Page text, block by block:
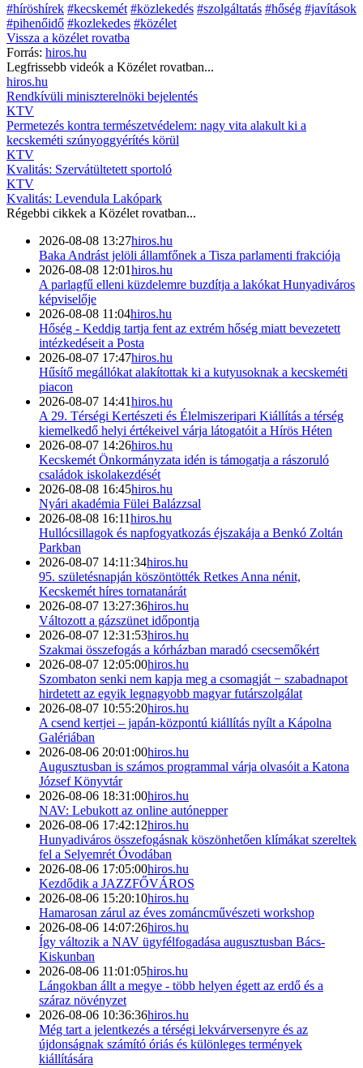
#híröshírek #kecskemét #közlekedés #szolgáltatás #hőség #javítások
#pihenőidő #kozlekedes #közélet
Vissza a közélet rovatba
Forrás: hiros.hu
Legfrissebb videók a Közélet rovatban...
hiros.hu
Rendkívüli miniszterelnöki bejelentés
KTV
Permetezés kontra természetvédelem: nagy vita alakult ki a
kecskeméti szúnyoggyérítés körül
KTV
Kvalitás: Szervátültetett sportoló
KTV
Kvalitás: Levendula Lakópark
Régebbi cikkek a Közélet rovatban...
2026-08-08 13:27hiros.hu
Baka Andrást jelöli államfőnek a Tisza parlamenti frakciója
2026-08-08 12:01hiros.hu
A parlagfű elleni küzdelemre buzdítja a lakókat Hunyadiváros
képviselője
2026-08-08 11:04hiros.hu
Hőség - Keddig tartja fent az extrém hőség miatt bevezetett
intézkedéseit a Posta
2026-08-07 17:47hiros.hu
Hűsítő megállókat alakítottak ki a kutyusoknak a kecskeméti
piacon
2026-08-07 14:41hiros.hu
A 29. Térségi Kertészeti és Élelmiszeripari Kiállítás a térség
kiemelkedő helyi értékeivel várja látogatóit a Hírös Héten
2026-08-07 14:26hiros.hu
Kecskemét Önkormányzata idén is támogatja a rászoruló
családok iskolakezdését
2026-08-08 16:45hiros.hu
Nyári akadémia Fülei Balázzsal
2026-08-08 16:11hiros.hu
Hullócsillagok és napfogyatkozás éjszakája a Benkó Zoltán
Parkban
2026-08-07 14:11:34hiros.hu
95. születésnapján köszöntötték Retkes Anna nénit,
Kecskemét híres tornatanárát
2026-08-07 13:27:36hiros.hu
Változott a gázszünet időpontja
2026-08-07 12:31:53hiros.hu
Szakmai összefogás a kórházban maradó csecsemőkért
2026-08-07 12:05:00hiros.hu
Szombaton senki nem kapja meg a csomagját − szabadnapot
hirdetett az egyik legnagyobb magyar futárszolgálat
2026-08-07 10:55:20hiros.hu
A csend kertjei – japán-központú kiállítás nyílt a Kápolna
Galériában
2026-08-06 20:01:00hiros.hu
Augusztusban is számos programmal várja olvasóit a Katona
József Könyvtár
2026-08-06 18:31:00hiros.hu
NAV: Lebukott az online autónepper
2026-08-06 17:42:12hiros.hu
Hunyadiváros összefogásnak köszönhetően klímákat szereltek
fel a Selyemrét Óvodában
2026-08-06 17:05:00hiros.hu
Kezdődik a JAZZFŐVÁROS
2026-08-06 15:20:10hiros.hu
Hamarosan zárul az éves zománcművészeti workshop
2026-08-06 14:07:26hiros.hu
Így változik a NAV ügyfélfogadása augusztusban Bács-
Kiskunban
2026-08-06 11:01:05hiros.hu
Lángokban állt a megye - több helyen égett az erdő és a
száraz növényzet
2026-08-06 10:36:36hiros.hu
Még tart a jelentkezés a térségi lekvárversenyre és az
újdonságnak számító óriás és különleges termények
kiállítására